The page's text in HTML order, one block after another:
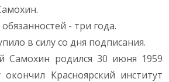
- три года.
в силу со дня подписания.
Самохин родился 30 июня 1959
Красноярский институт